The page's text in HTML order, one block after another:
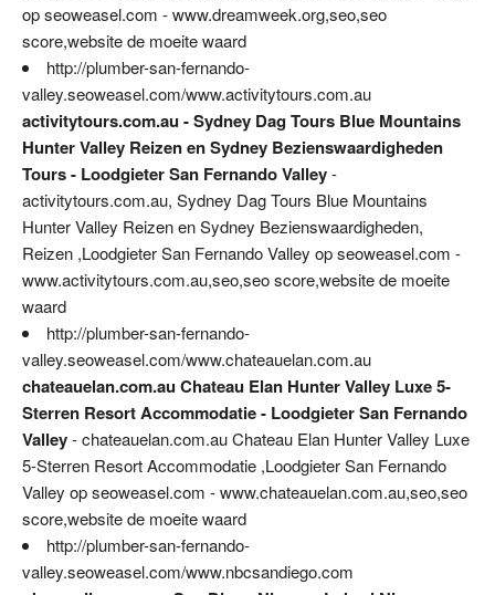
op seoweasel.com - www.dreamweek.org,seo,seo
score,website de moeite waard
http://plumber-san-fernando-
valley.seoweasel.com/www.activitytours.com.au
activitytours.com.au - Sydney Dag Tours Blue Mountains
Hunter Valley Reizen en Sydney Bezienswaardigheden
Tours - Loodgieter San Fernando Valley-
activitytours.com.au, Sydney Dag Tours Blue Mountains
Hunter Valley Reizen en Sydney Bezienswaardigheden,
Reizen ,Loodgieter San Fernando Valley op seoweasel.com -
www.activitytours.com.au,seo,seo score,website de moeite
waard
http://plumber-san-fernando-
valley.seoweasel.com/www.chateauelan.com.au
chateauelan.com.au Chateau Elan Hunter Valley Luxe 5-
Sterren Resort Accommodatie - Loodgieter San Fernando
Valley- chateauelan.com.au Chateau Elan Hunter Valley Luxe
5-Sterren Resort Accommodatie ,Loodgieter San Fernando
Valley op seoweasel.com - www.chateauelan.com.au,seo,seo
score,website de moeite waard
http://plumber-san-fernando-
valley.seoweasel.com/www.nbcsandiego.com